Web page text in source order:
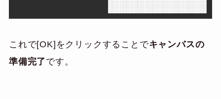
これで[OK]をクリックすることでキャンバスの
準備完了 です。